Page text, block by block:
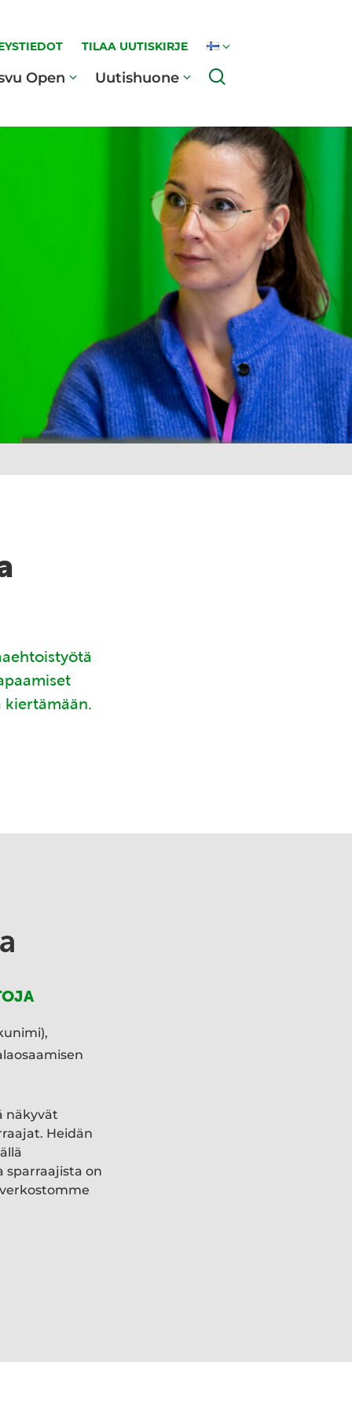
TILAA UUTISKIRJE
Open Uutishuone
kiertämään.
näkyvät
Heidän
sparraajista on